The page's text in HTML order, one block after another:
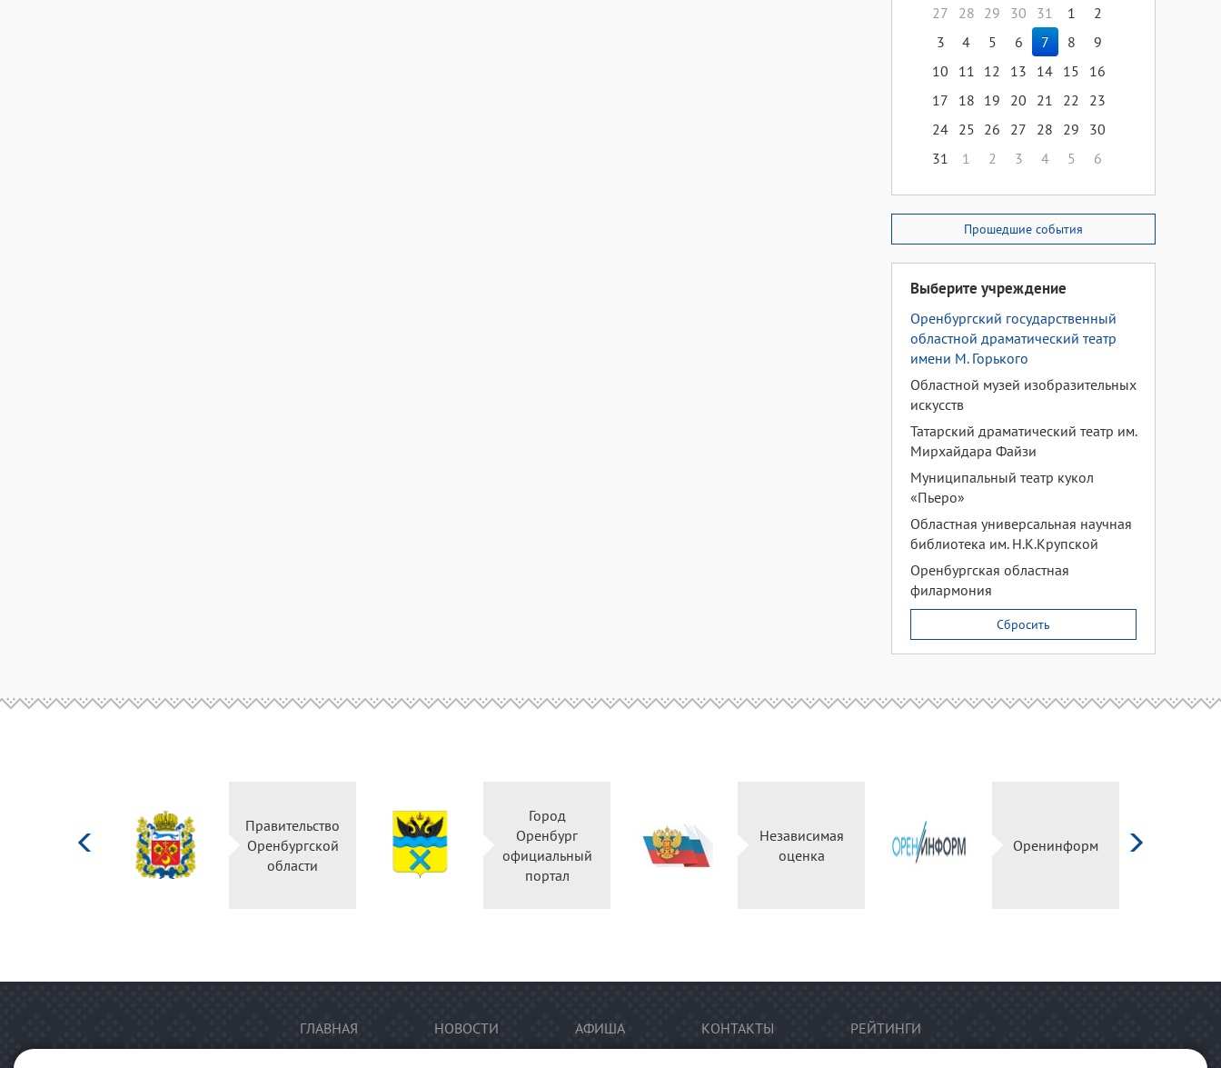
27
28 29 30 31 1
2
3
4 5 6 7 8
9
10
11 12 13 14 15
16
17
18 19 20 21 22
23
24 25 26 27 28 29
30
31
1 2 3 4 5 6
Прошедшие события
Выберите учреждение
Оренбургский государственный
областной драматический театр
имени М. Горького
Областной музей изобразительных
искусств
Татарский драматический театр им.
Мирхайдара Файзи
Муниципальный театр кукол
«Пьеро»
Областная универсальная научная
библиотека им. Н.К.Крупской
Оренбургская областная
филармония
Сбросить
Правительство
Оренбургской
области
Город
Оренбург
официальный
портал
Независимая
оценка
Оренинформ
ГЛАВНАЯ НОВОСТИ АФИША КОНТАКТЫ РЕЙТИНГИ